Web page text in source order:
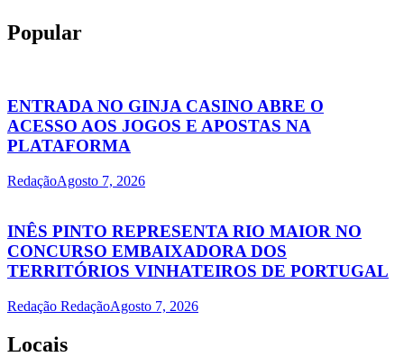
Popular
ENTRADA NO GINJA CASINO ABRE O
ACESSO AOS JOGOS E APOSTAS NA
PLATAFORMA
RedaçãoAgosto 7, 2026
INÊS PINTO REPRESENTA RIO MAIOR NO
CONCURSO EMBAIXADORA DOS
TERRITÓRIOS VINHATEIROS DE PORTUGAL
Redação RedaçãoAgosto 7, 2026
Locais